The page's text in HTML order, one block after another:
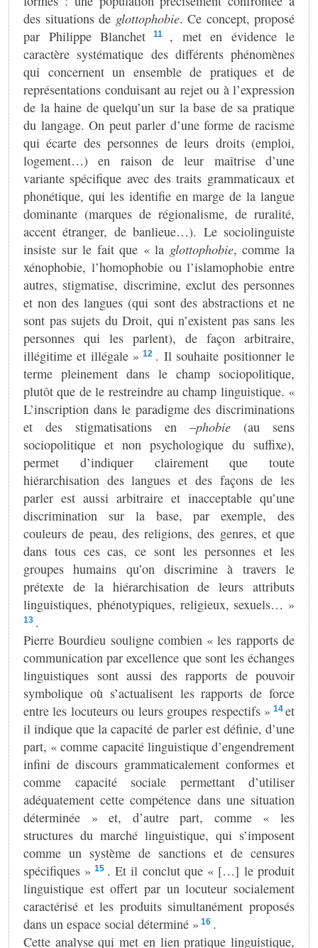
des situations de glottophobie. Ce concept, proposé
par Philippe Blanchet 11 , met en évidence le
caractère systématique des différents phénomènes
qui concernent un ensemble de pratiques et de
représentations conduisant au rejet ou à l’expression
de la haine de quelqu’un sur la base de sa pratique
du langage. On peut parler d’une forme de racisme
qui écarte des personnes de leurs droits (emploi,
logement…) en raison de leur maîtrise d’une
variante spécifique avec des traits grammaticaux et
phonétique, qui les identifie en marge de la langue
dominante (marques de régionalisme, de ruralité,
accent étranger, de banlieue…). Le sociolinguiste
insiste sur le fait que « la glottophobie, comme la
xénophobie, l’homophobie ou l’islamophobie entre
autres, stigmatise, discrimine, exclut des personnes
et non des langues (qui sont des abstractions et ne
sont pas sujets du Droit, qui n’existent pas sans les
personnes qui les parlent), de façon arbitraire,
illégitime et illégale » 12 . Il souhaite positionner le
terme pleinement dans le champ sociopolitique,
plutôt que de le restreindre au champ linguistique. «
L’inscription dans le paradigme des discriminations
et des stigmatisations en –phobie (au sens
sociopolitique et non psychologique du suffixe),
permet d’indiquer clairement que toute
hiérarchisation des langues et des façons de les
parler est aussi arbitraire et inacceptable qu’une
discrimination sur la base, par exemple, des
couleurs de peau, des religions, des genres, et que
dans tous ces cas, ce sont les personnes et les
groupes humains qu’on discrimine à travers le
prétexte de la hiérarchisation de leurs attributs
linguistiques, phénotypiques, religieux, sexuels… »
13 .
Pierre Bourdieu souligne combien « les rapports de
communication par excellence que sont les échanges
linguistiques sont aussi des rapports de pouvoir
symbolique où s’actualisent les rapports de force
entre les locuteurs ou leurs groupes respectifs » 14 et
il indique que la capacité de parler est définie, d’une
part, « comme capacité linguistique d’engendrement
infini de discours grammaticalement conformes et
comme capacité sociale permettant d’utiliser
adéquatement cette compétence dans une situation
déterminée » et, d’autre part, comme « les
structures du marché linguistique, qui s’imposent
comme un système de sanctions et de censures
spécifiques » 15 . Et il conclut que « […] le produit
linguistique est offert par un locuteur socialement
caractérisé et les produits simultanément proposés
dans un espace social déterminé » 16 .
Cette analyse qui met en lien pratique linguistique,